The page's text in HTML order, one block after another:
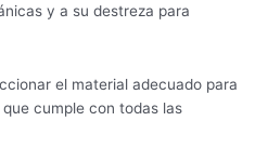
y a su destreza para
el material adecuado para
cumple con todas las